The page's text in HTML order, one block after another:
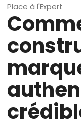
Place à l'Expert